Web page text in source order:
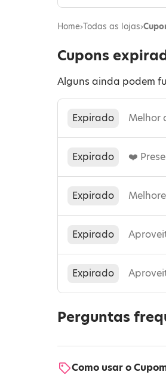
Cupons
Alguns ainda podem
Melhor
Expirado
❤️
Expirado
Expirado
Expirado
Expirado
Perguntas
Como usar o
Home›Todas as lojas›